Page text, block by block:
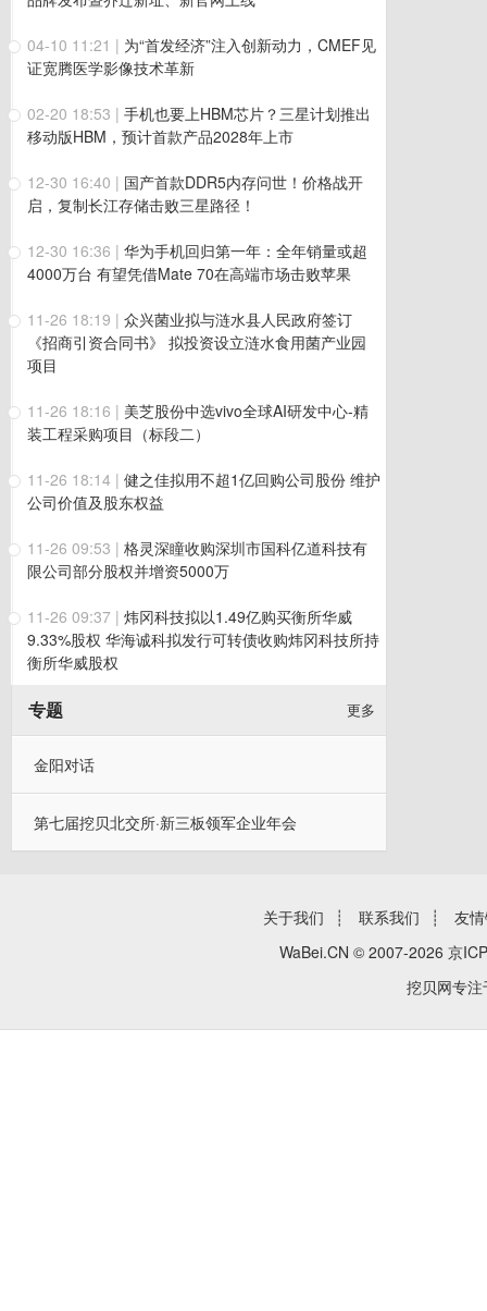
04-10 11:21 | 为“首发经济”注入创新动力，CMEF见
证宽腾医学影像技术革新
02-20 18:53 | 手机也要上HBM芯片？三星计划推出
移动版HBM，预计首款产品2028年上市
12-30 16:40 | 国产首款DDR5内存问世！价格战开
启，复制长江存储击败三星路径！
12-30 16:36 | 华为手机回归第一年：全年销量或超
4000万台 有望凭借Mate 70在高端市场击败苹果
11-26 18:19 | 众兴菌业拟与涟水县人民政府签订
《招商引资合同书》 拟投资设立涟水食用菌产业园
项目
11-26 18:16 | 美芝股份中选vivo全球AI研发中心-精
装工程采购项目（标段二）
11-26 18:14 | 健之佳拟用不超1亿回购公司股份 维护
公司价值及股东权益
11-26 09:53 | 格灵深瞳收购深圳市国科亿道科技有
限公司部分股权并增资5000万
11-26 09:37 | 炜冈科技拟以1.49亿购买衡所华威
9.33%股权 华海诚科拟发行可转债收购炜冈科技所持
衡所华威股权
专题 更多
金阳对话
第七届挖贝北交所·新三板领军企业年会
关于我们 ┊ 联系我们 ┊
友
WaBei.CN © 2007-2026 京
挖贝网专